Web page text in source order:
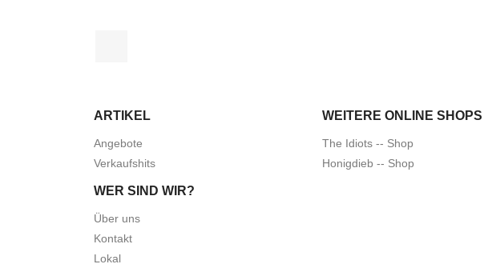
ARTIKEL
Angebote
Verkaufshits
WEITERE ONLINE SHOPS
The Idiots -- Shop
Honigdieb -- Shop
WER SIND WIR?
Über uns
Kontakt
Lokal